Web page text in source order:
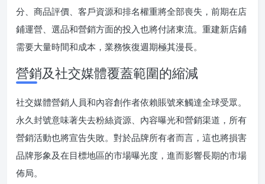
分、商品評價、客戶資源和排名權重將全部喪失，前期在店
鋪運營、選品和營銷方面的投入也將付諸東流。重建新店鋪
需要大量時間和成本，業務恢復週期極其漫長。
營銷及社交媒體覆蓋範圍的縮減
社交媒體營銷人員和內容創作者依賴賬號來觸達全球受眾。
永久封號意味著失去粉絲資源、內容曝光和營銷渠道，所有
營銷活動也將宣告失敗。對於品牌所有者而言，這也將損害
品牌形象及在目標地區的市場曝光度，進而影響長期的市場
佈局。